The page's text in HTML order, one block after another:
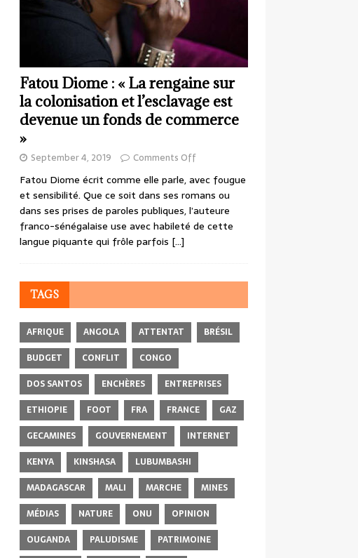
Fatou Diome : « La rengaine sur
la colonisation et l’esclavage est
devenue un fonds de commerce
»
September 4, 2019 Comments Off
Fatou Diome écrit comme elle parle, avec fougue
et sensibilité. Que ce soit dans ses romans ou
dans ses prises de paroles publiques, l’auteure
franco-sénégalaise use avec habileté de cette
langue piquante qui frôle parfois […]
TAGS
AFRIQUE ANGOLA ATTENTAT
BRÉSIL
BUDGET
CONFLIT
CONGO
DOS SANTOS
ENCHÈRES
ENTREPRISES
ETHIOPIE
FOOT FRA FRANCE
GAZ
GECAMINES
GOUVERNEMENT
INTERNET
KENYA
KINSHASA
LUBUMBASHI
MADAGASCAR
MALI MARCHE
MINES
MÉDIAS
NATURE ONU
OPINION
OUGANDA
PALUDISME PATRIMOINE